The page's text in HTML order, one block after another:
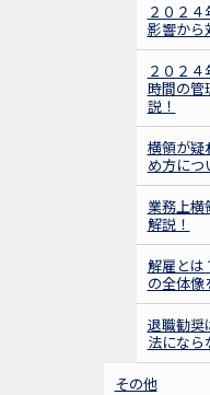
２０２
影響から
２０２
時間の管
説！
横領が疑
め方につ
業務上横
解説！
解雇とは
の全体像
退職勧奨
法になら
その他